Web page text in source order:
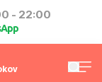
- 22:00